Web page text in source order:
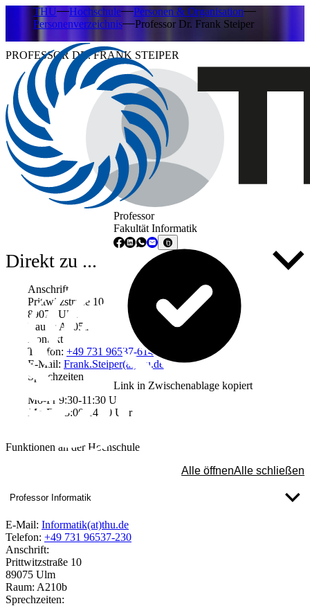
THU Hochschule
Personen & Organisation
Personenverzeichnis
Professor Dr. Frank Steiper
PROFESSOR DR. FRANK STEIPER
Professor
Fakultät Informatik
Link in Zwischenablage kopiert
Direkt zu ...
Anschrift
Prittwitzstraße 10
89075 Ulm
Raum: A305a
Kontakt
Telefon: +49 731 96537-614
E-Mail: Frank.Steiper(at)thu.de
Sprechzeiten
Mo-Fr 9:30-11:30 Uhr
Mo-Fr 13:00-14:30 Uhr
Funktionen an der Hochschule
Alle öffnenAlle schließen
Professor Informatik
E-Mail: Informatik(at)thu.de
Telefon: +49 731 96537-230
Anschrift:
Prittwitzstraße 10
89075 Ulm
Raum: A210b
Sprechzeiten: